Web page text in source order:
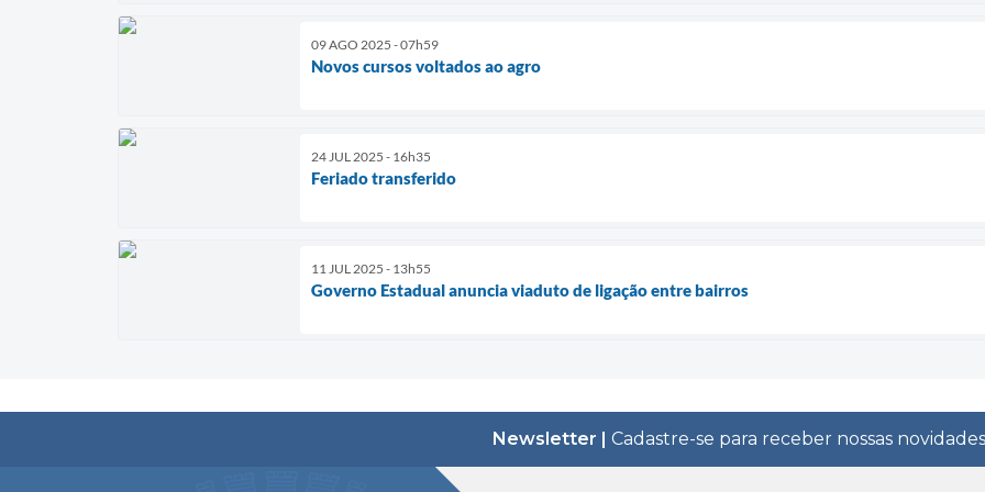
09 AGO 2025 - 07h59
Novos cursos voltados ao agro
24 JUL 2025 - 16h35
Feriado transferido
11 JUL 2025 - 13h55
Governo Estadual anuncia viaduto de ligação entre bairros
Newsletter | Cadastre-se para receber nossas novidades